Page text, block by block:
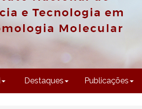
Destaques Publicações